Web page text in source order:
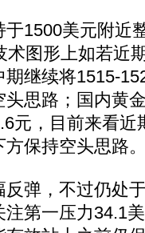
1500美元附近
图形上如若近
继续将1515-
思路；国内黄
元，目前来看近
方保持空头思路
弹，不过仍处
第一压力34.1